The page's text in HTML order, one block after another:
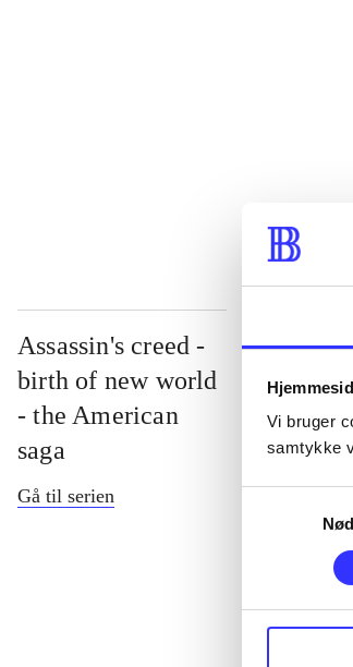
Vi bruger
samtykke
Assassin's creed -
birth of new world
- the American
saga
Gå til serien